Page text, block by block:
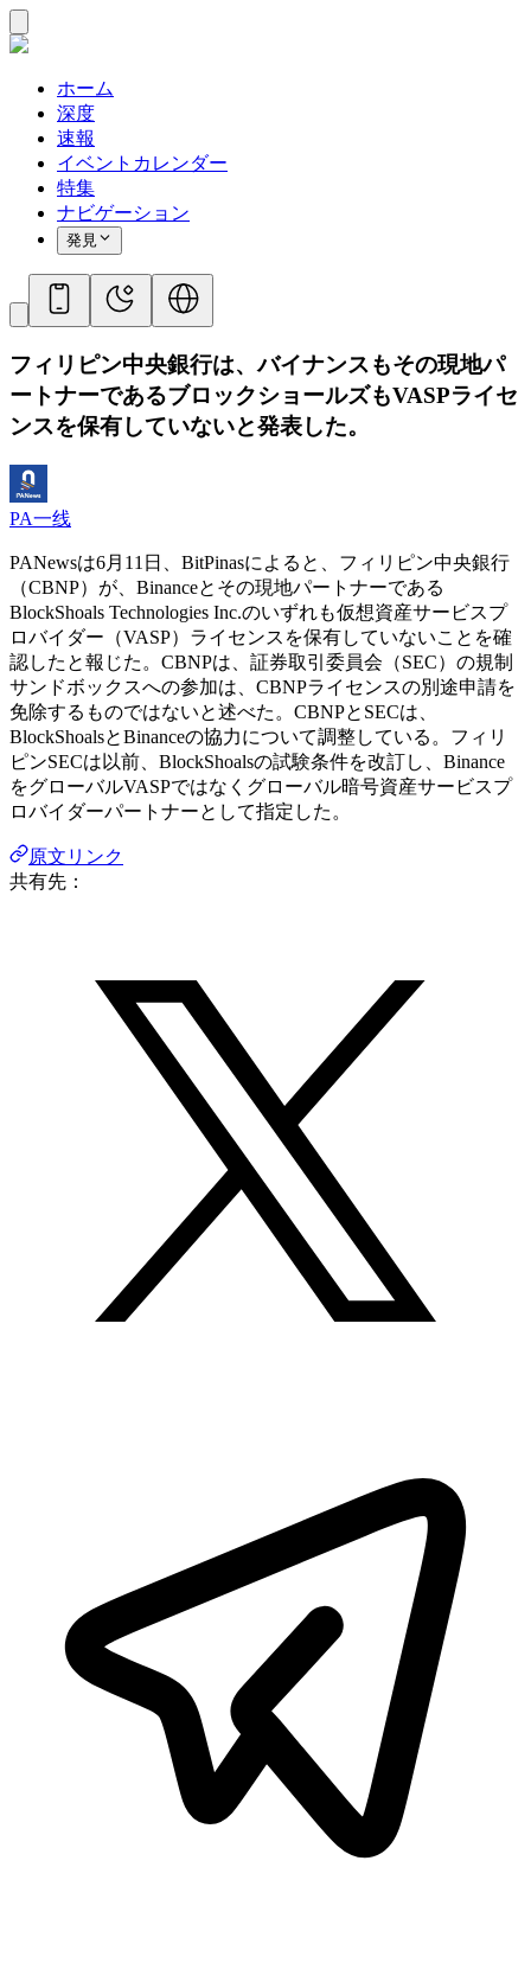
ホーム
深度
速報
イベントカレンダー
特集
ナビゲーション
発見
フィリピン中央銀行は、バイナンスもその現地パ
ートナーであるブロックショールズもVASPライセ
ンスを保有していないと発表した。
PA一线
PANewsは6月11日、BitPinasによると、フィリピン中央銀行
（CBNP）が、Binanceとその現地パートナーである
BlockShoals Technologies Inc.のいずれも仮想資産サービスプ
ロバイダー（VASP）ライセンスを保有していないことを確
認したと報じた。CBNPは、証券取引委員会（SEC）の規制
サンドボックスへの参加は、CBNPライセンスの別途申請を
免除するものではないと述べた。CBNPとSECは、
BlockShoalsとBinanceの協力について調整している。フィリ
ピンSECは以前、BlockShoalsの試験条件を改訂し、Binance
をグローバルVASPではなくグローバル暗号資産サービスプ
ロバイダーパートナーとして指定した。
原文リンク
共有先：